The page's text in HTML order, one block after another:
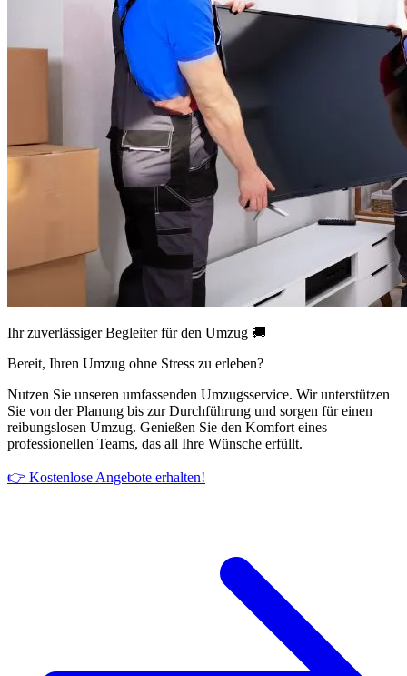
Ihr zuverlässiger Begleiter für den Umzug 🚚
Bereit, Ihren Umzug ohne Stress zu erleben?
Nutzen Sie unseren umfassenden Umzugsservice. Wir unterstützen
Sie von der Planung bis zur Durchführung und sorgen für einen
reibungslosen Umzug. Genießen Sie den Komfort eines
professionellen Teams, das all Ihre Wünsche erfüllt.
👉 Kostenlose Angebote erhalten!